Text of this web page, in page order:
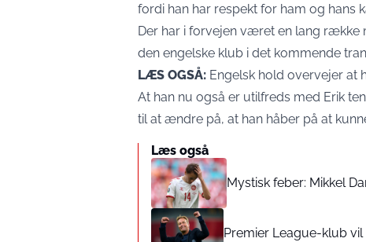
fordi han har respekt for ham og hans
Der har i forvejen været en lang række
den engelske klub i det kommende
LÆS OGSÅ: Engelsk hold overvejer at
At han nu også er utilfreds med Erik
til at ændre på, at han håber på at
Læs også
Mystisk feber: Mikkel
Premier League-klub